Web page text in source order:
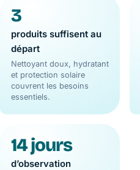
3
produits suffisent au
départ
Nettoyant doux, hydratant
et protection solaire
couvrent les besoins
essentiels.
14 jours
d’observation